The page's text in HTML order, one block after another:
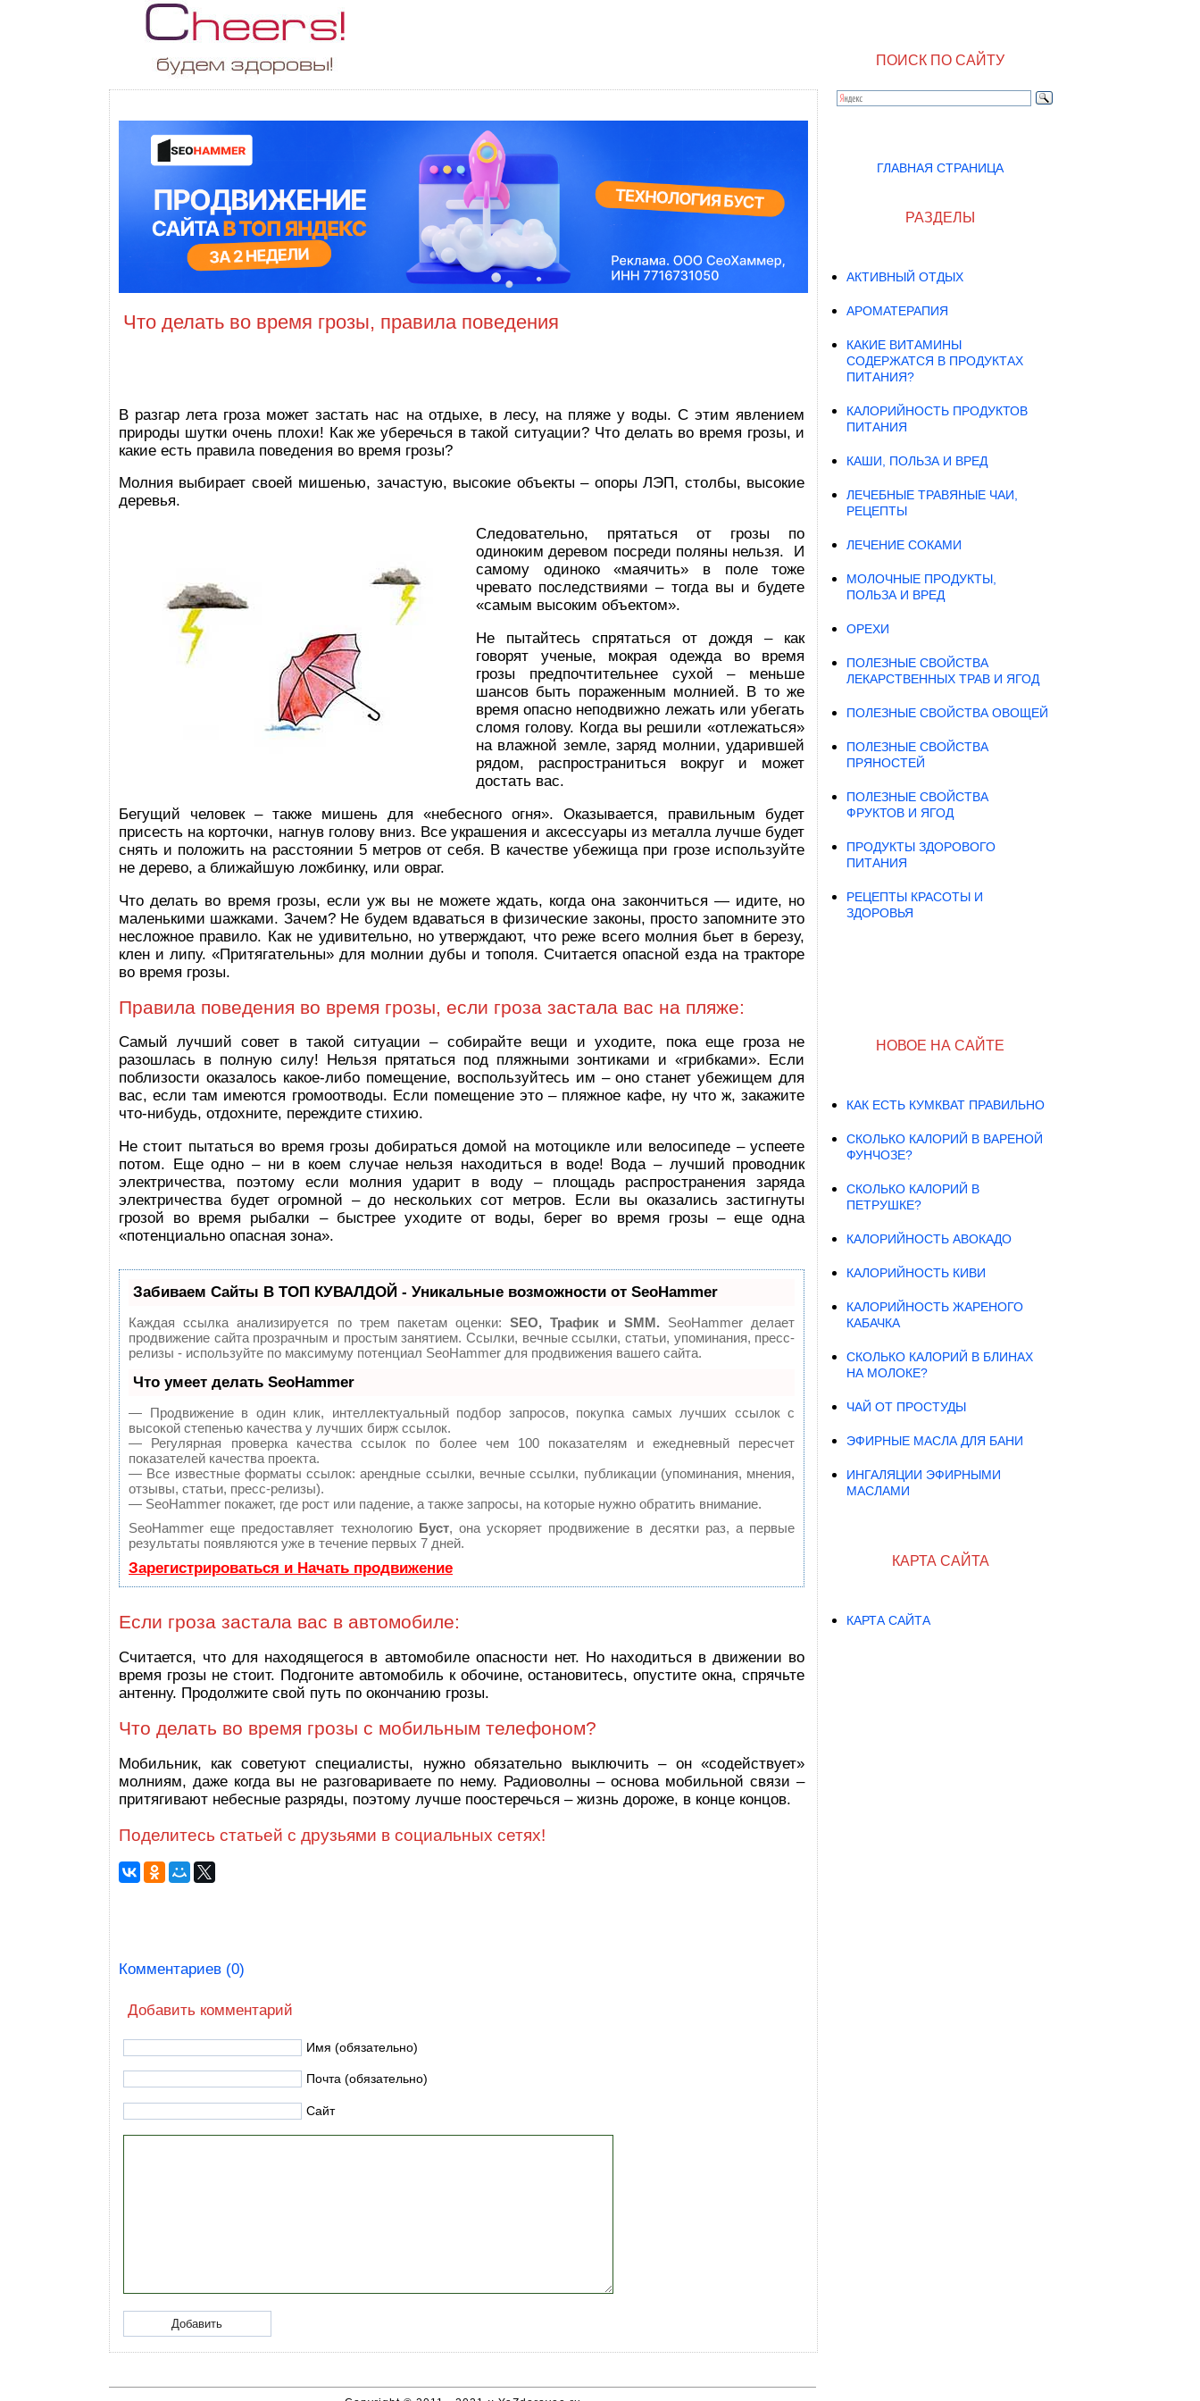
Что делать во время грозы, правила поведения
В разгар лета гроза может застать нас на отдыхе, в лесу, на пляже у воды. С этим явлением
природы шутки очень плохи! Как же уберечься в такой ситуации? Что делать во время грозы, и
какие есть правила поведения во время грозы?
Молния выбирает своей мишенью, зачастую, высокие объекты – опоры ЛЭП, столбы, высокие
деревья.
Следовательно, прятаться от грозы по
одиноким деревом посреди поляны нельзя. И
самому одиноко «маячить» в поле тоже
чревато последствиями – тогда вы и будете
«самым высоким объектом».
Не пытайтесь спрятаться от дождя – как
говорят ученые, мокрая одежда во время
грозы предпочтительнее сухой – меньше
шансов быть пораженным молнией. В то же
время опасно неподвижно лежать или убегать
сломя голову. Когда вы решили «отлежаться»
на влажной земле, заряд молнии, ударившей
рядом, распространиться вокруг и может
достать вас.
Бегущий человек – также мишень для «небесного огня». Оказывается, правильным будет
присесть на корточки, нагнув голову вниз. Все украшения и аксессуары из металла лучше будет
снять и положить на расстоянии 5 метров от себя. В качестве убежища при грозе используйте
не дерево, а ближайшую ложбинку, или овраг.
Что делать во время грозы, если уж вы не можете ждать, когда она закончиться — идите, но
маленькими шажками. Зачем? Не будем вдаваться в физические законы, просто запомните это
несложное правило. Как не удивительно, но утверждают, что реже всего молния бьет в березу,
клен и липу. «Притягательны» для молнии дубы и тополя. Считается опасной езда на тракторе
во время грозы.
Правила поведения во время грозы, если гроза застала вас на пляже:
Самый лучший совет в такой ситуации – собирайте вещи и уходите, пока еще гроза не
разошлась в полную силу! Нельзя прятаться под пляжными зонтиками и «грибками». Если
поблизости оказалось какое-либо помещение, воспользуйтесь им – оно станет убежищем для
вас, если там имеются громоотводы. Если помещение это – пляжное кафе, ну что ж, закажите
что-нибудь, отдохните, переждите стихию.
Не стоит пытаться во время грозы добираться домой на мотоцикле или велосипеде – успеете
потом. Еще одно – ни в коем случае нельзя находиться в воде! Вода – лучший проводник
электричества, поэтому если молния ударит в воду – площадь распространения заряда
электричества будет огромной – до нескольких сот метров. Если вы оказались застигнуты
грозой во время рыбалки – быстрее уходите от воды, берег во время грозы – еще одна
«потенциально опасная зона».
Забиваем Сайты В ТОП КУВАЛДОЙ - Уникальные возможности от SeoHammer
Каждая ссылка анализируется по трем пакетам оценки:SEO, Трафик и SMM. SeoHammer делает
продвижение сайта прозрачным и простым занятием. Ссылки, вечные ссылки, статьи, упоминания, пресс-
релизы - используйте по максимуму потенциал SeoHammer для продвижения вашего сайта.
Что умеет делать SeoHammer
— Продвижение в один клик, интеллектуальный подбор запросов, покупка самых лучших ссылок с
высокой степенью качества у лучших бирж ссылок.
— Регулярная проверка качества ссылок по более чем 100 показателям и ежедневный пересчет
показателей качества проекта.
— Все известные форматы ссылок: арендные ссылки, вечные ссылки, публикации (упоминания, мнения,
отзывы, статьи, пресс-релизы).
— SeoHammer покажет, где рост или падение, а также запросы, на которые нужно обратить внимание.
SeoHammer еще предоставляет технологию Буст, она ускоряет продвижение в десятки раз, а первые
результаты появляются уже в течение первых 7 дней.
Зарегистрироваться и Начать продвижение
Если гроза застала вас в автомобиле:
Считается, что для находящегося в автомобиле опасности нет. Но находиться в движении во
время грозы не стоит. Подгоните автомобиль к обочине, остановитесь, опустите окна, спрячьте
антенну. Продолжите свой путь по окончанию грозы.
Что делать во время грозы с мобильным телефоном?
Мобильник, как советуют специалисты, нужно обязательно выключить – он «содействует»
молниям, даже когда вы не разговариваете по нему. Радиоволны – основа мобильной связи –
притягивают небесные разряды, поэтому лучше поостеречься – жизнь дороже, в конце концов.
Поделитесь статьей с друзьями в социальных сетях!
Комментариев (0)
Добавить комментарий
Имя (обязательно)
Почта (обязательно)
Сайт
ПОИСК ПО САЙТУ
ГЛАВНАЯ СТРАНИЦА
РАЗДЕЛЫ
АКТИВНЫЙ ОТДЫХ
АРОМАТЕРАПИЯ
КАКИЕ ВИТАМИНЫ
СОДЕРЖАТСЯ В ПРОДУКТАХ
ПИТАНИЯ?
КАЛОРИЙНОСТЬ ПРОДУКТОВ
ПИТАНИЯ
КАШИ, ПОЛЬЗА И ВРЕД
ЛЕЧЕБНЫЕ ТРАВЯНЫЕ ЧАИ,
РЕЦЕПТЫ
ЛЕЧЕНИЕ СОКАМИ
МОЛОЧНЫЕ ПРОДУКТЫ,
ПОЛЬЗА И ВРЕД
ОРЕХИ
ПОЛЕЗНЫЕ СВОЙСТВА
ЛЕКАРСТВЕННЫХ ТРАВ И ЯГОД
ПОЛЕЗНЫЕ СВОЙСТВА ОВОЩЕЙ
ПОЛЕЗНЫЕ СВОЙСТВА
ПРЯНОСТЕЙ
ПОЛЕЗНЫЕ СВОЙСТВА
ФРУКТОВ И ЯГОД
ПРОДУКТЫ ЗДОРОВОГО
ПИТАНИЯ
РЕЦЕПТЫ КРАСОТЫ И
ЗДОРОВЬЯ
НОВОЕ НА САЙТЕ
КАК ЕСТЬ КУМКВАТ ПРАВИЛЬНО
СКОЛЬКО КАЛОРИЙ В ВАРЕНОЙ
ФУНЧОЗЕ?
СКОЛЬКО КАЛОРИЙ В
ПЕТРУШКЕ?
КАЛОРИЙНОСТЬ АВОКАДО
КАЛОРИЙНОСТЬ КИВИ
КАЛОРИЙНОСТЬ ЖАРЕНОГО
КАБАЧКА
СКОЛЬКО КАЛОРИЙ В БЛИНАХ
НА МОЛОКЕ?
ЧАЙ ОТ ПРОСТУДЫ
ЭФИРНЫЕ МАСЛА ДЛЯ БАНИ
ИНГАЛЯЦИИ ЭФИРНЫМИ
МАСЛАМИ
КАРТА САЙТА
КАРТА САЙТА